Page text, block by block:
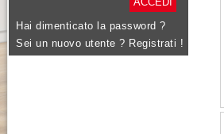
Hai dimenticato la password ?
Sei un nuovo utente ? Registrati !